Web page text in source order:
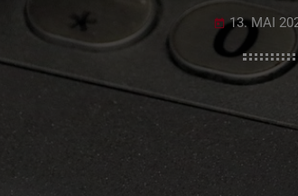
today 13. MAI